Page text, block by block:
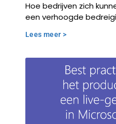
Hoe bedrijven zich
een verhoogde
Lees meer >